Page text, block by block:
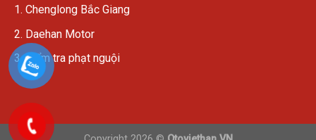
Chenglong Bắc Giang
Daehan Motor
Kiểm tra phạt nguội